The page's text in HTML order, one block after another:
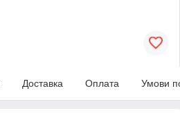
Доставка Оплата Умови